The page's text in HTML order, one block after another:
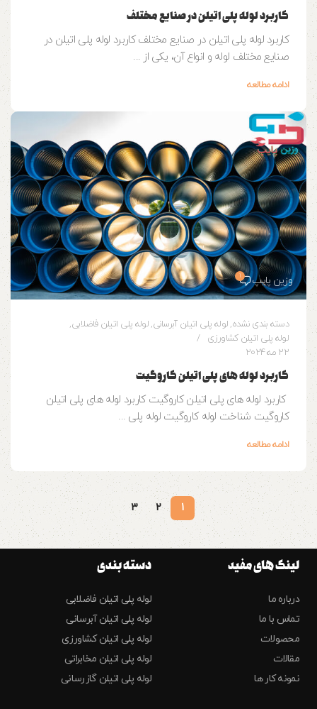
کاربرد لوله پلی اتیلن در صنایع مختلف
کاربرد لوله پلی اتیلن در صنایع مختلف کاربرد لوله پلی اتیلن در
صنایع مختلف لوله و انواع آن، یکی از ...
ادامه مطالعه
وزین پایپ 1
دسته بندی نشده, لوله پلی اتیلن آبرسانی,لوله پلی اتیلن فاضلابی,
لوله پلی اتیلن کشاورزی
22 مه 2024
کاربرد لوله های پلی اتیلن کاروگیت
کاربرد لوله های پلی اتیلن کاروگیت کاربرد لوله های پلی اتیلن
کاروگیت شناخت لوله کاروگیت لوله پلی ...
ادامه مطالعه
1
2
3
لینک های مفید
درباره ما
تماس با ما
محصولات
مقالات
نمونه کار ها
دسته بندی
لوله پلی اتیلن فاضلابی
لوله پلی اتیلن آبرسانی
لوله پلی اتیلن کشاورزی
لوله پلی اتیلن مخابراتی
لوله پلی اتیلن گازرسانی